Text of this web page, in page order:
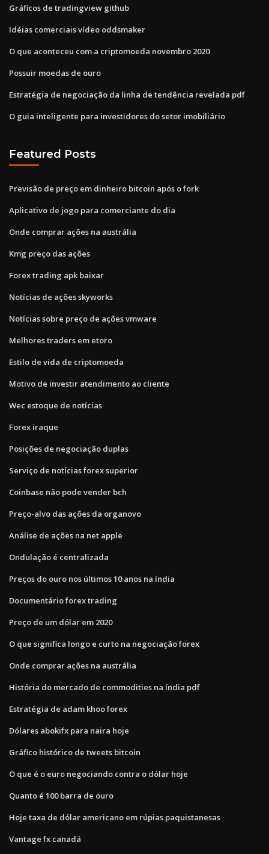
Gráficos de tradingview github
Idéias comerciais vídeo oddsmaker
O que aconteceu com a criptomoeda novembro 2020
Possuir moedas de ouro
Estratégia de negociação da linha de tendência revelada pdf
O guia inteligente para investidores do setor imobiliário
Featured Posts
Previsão de preço em dinheiro bitcoin após o fork
Aplicativo de jogo para comerciante do dia
Onde comprar ações na austrália
Kmg preço das ações
Forex trading apk baixar
Notícias de ações skyworks
Notícias sobre preço de ações vmware
Melhores traders em etoro
Estilo de vida de criptomoeda
Motivo de investir atendimento ao cliente
Wec estoque de notícias
Forex iraque
Posições de negociação duplas
Serviço de notícias forex superior
Coinbase não pode vender bch
Preço-alvo das ações da organovo
Análise de ações na net apple
Ondulação é centralizada
Preços do ouro nos últimos 10 anos na índia
Documentário forex trading
Preço de um dólar em 2020
O que significa longo e curto na negociação forex
Onde comprar ações na austrália
História do mercado de commodities na índia pdf
Estratégia de adam khoo forex
Dólares abokifx para naira hoje
Gráfico histórico de tweets bitcoin
O que é o euro negociando contra o dólar hoje
Quanto é 100 barra de ouro
Hoje taxa de dólar americano em rúpias paquistanesas
Vantage fx canadá